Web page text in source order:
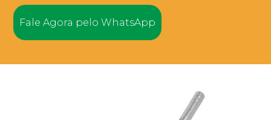
Fale Agora pelo WhatsApp